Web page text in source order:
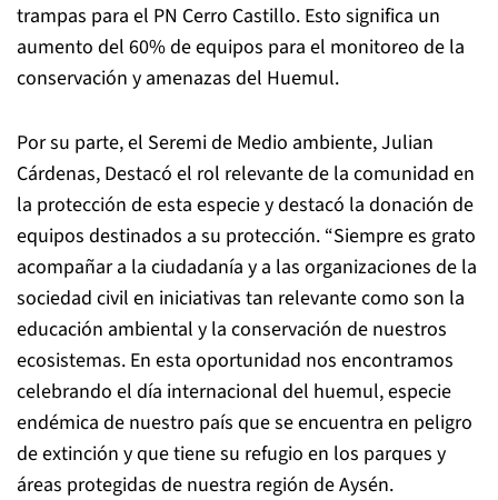
trampas para el PN Cerro Castillo. Esto significa un
aumento del 60% de equipos para el monitoreo de la
conservación y amenazas del Huemul.
Por su parte, el Seremi de Medio ambiente, Julian
Cárdenas, Destacó el rol relevante de la comunidad en
la protección de esta especie y destacó la donación de
equipos destinados a su protección. “Siempre es grato
acompañar a la ciudadanía y a las organizaciones de la
sociedad civil en iniciativas tan relevante como son la
educación ambiental y la conservación de nuestros
ecosistemas. En esta oportunidad nos encontramos
celebrando el día internacional del huemul, especie
endémica de nuestro país que se encuentra en peligro
de extinción y que tiene su refugio en los parques y
áreas protegidas de nuestra región de Aysén.